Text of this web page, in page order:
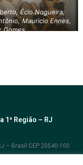
Écio Nogueira,
Mauricio Ennes,
Gomes.
1ª Região – RJ
– Brasil CEP 20540-100